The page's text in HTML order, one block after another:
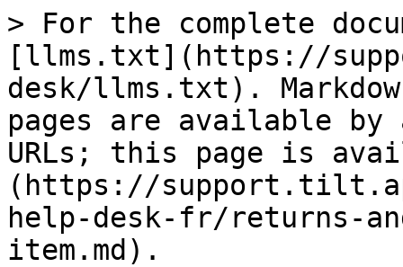
> For the complete
[llms.txt](https://
desk/llms.txt).
pages are available by
URLs; this page is
(https://
help-desk-fr/returns-
item.md).